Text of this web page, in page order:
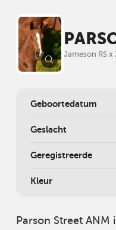
Jameson RS
Geboortedatum
Geslacht
Geregistreerde
Kleur
Parson Street ANM